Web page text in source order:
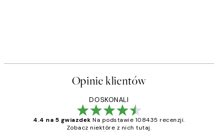
Opinie klientów
DOSKONALI
4.4 na 5 gwiazdek Na podstawie 108435 recenzji.
Zobacz niektóre z nich tutaj.